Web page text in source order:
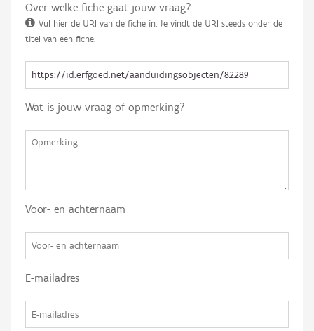
Over welke fiche gaat jouw vraag?
Vul hier de URI van de fiche in. Je vindt de URI steeds onder de
titel van een fiche.
Wat is jouw vraag of opmerking?
Voor- en achternaam
E-mailadres